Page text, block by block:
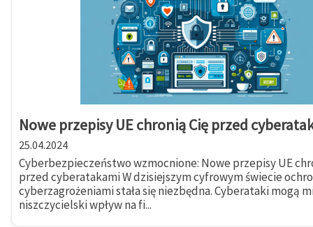
Nowe przepisy UE chronią Cię przed
25.04.2024
Cyberbezpieczeństwo wzmocnione: Nowe przepisy UE
przed cyberatakami W dzisiejszym cyfrowym świecie
cyberzagrożeniami stała się niezbędna. Cyberataki mogą
niszczycielski wpływ na fi...